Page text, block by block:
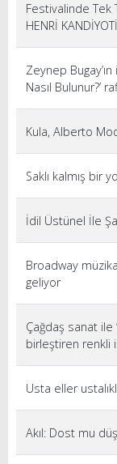
Festivalinde Tek
HENRİ KANDİYOTİ
Zeynep
Nasıl Bulunur?’
Kula, Alberto
Saklı kalmış bir
İdil Üstünel İle
Broadway
geliyor
Çağdaş sanat ile
birleştiren renkli
Usta eller
Akıl: Dost mu